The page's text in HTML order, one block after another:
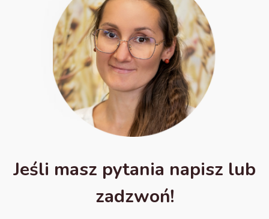
Jeśli masz pytania napisz lub
zadzwoń!